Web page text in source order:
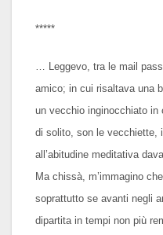
*****
… Leggevo, tra le mail
amico; in cui risaltava una
un vecchio inginocchiato in
di solito, son le vecchiette,
all’abitudine meditativa
Ma chissà, m’immagino
soprattutto se avanti negli
dipartita in tempi non più